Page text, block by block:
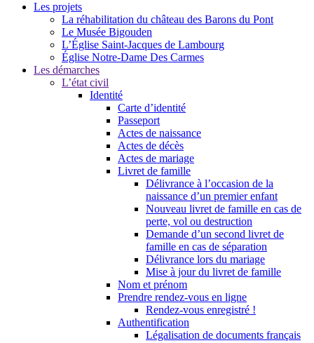
Les projets
La réhabilitation du château des Barons du Pont
Le Musée Bigouden
L’Église Saint-Jacques de Lambourg
Église Notre-Dame Des Carmes
Les démarches
L’état civil
Identité
Carte d’identité
Passeport
Actes de naissance
Actes de décès
Actes de mariage
Livret de famille
Délivrance à l’occasion de la
naissance d’un premier enfant
Nouveau livret de famille en cas de
perte, vol ou destruction
Demande d’un second livret de
famille en cas de séparation
Délivrance lors du mariage
Mise à jour du livret de famille
Nom et prénom
Prendre rendez-vous en ligne
Rendez-vous enregistré !
Authentification
Légalisation de documents français